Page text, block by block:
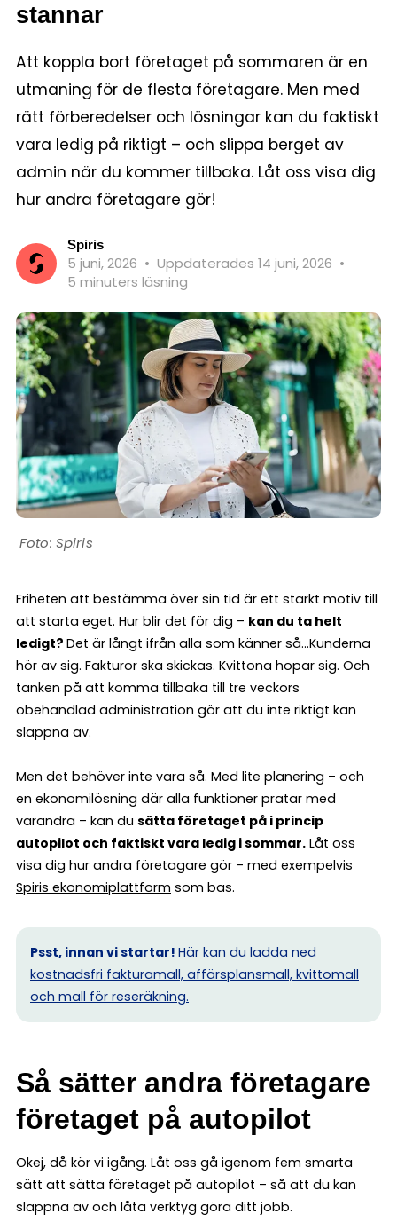
stannar
Att koppla bort företaget på sommaren är en
utmaning för de flesta företagare. Men med
rätt förberedelser och lösningar kan du faktiskt
vara ledig på riktigt – och slippa berget av
admin när du kommer tillbaka. Låt oss visa dig
hur andra företagare gör!
Spiris
5 juni, 2026 • Uppdaterades 14 juni, 2026 •
5 minuters läsning
Spiris
Friheten att bestämma över sin tid är ett starkt motiv till
att starta eget. Hur blir det för dig – kan du ta helt
ledigt? Det är långt ifrån alla som känner så…Kunderna
hör av sig. Fakturor ska skickas. Kvittona hopar sig. Och
tanken på att komma tillbaka till tre veckors
obehandlad administration gör att du inte riktigt kan
slappna av.
Men det behöver inte vara så. Med lite planering – och
en ekonomilösning där alla funktioner pratar med
varandra – kan du sätta företaget på i princip
autopilot och faktiskt vara ledig i sommar. Låt oss
visa dig hur andra företagare gör – med exempelvis
Spiris ekonomiplattform som bas.
Psst, innan vi startar! Här kan du ladda ned
kostnadsfri fakturamall, affärsplansmall, kvittomall
och mall för reseräkning.
Så sätter andra företagare
företaget på autopilot
Okej, då kör vi igång. Låt oss gå igenom fem smarta
sätt att sätta företaget på autopilot – så att du kan
slappna av och låta verktyg göra ditt jobb.